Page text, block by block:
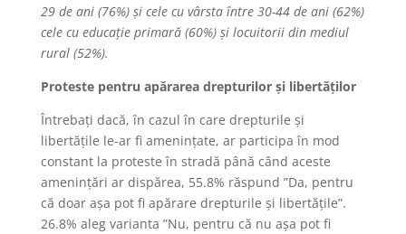
29 de ani (76%) și cele cu vârsta între 30-44 de ani (62%)
cele cu educație primară (60%) și locuitorii din mediul
rural (52%).
Proteste pentru apărarea drepturilor și libertăților
Întrebați dacă, în cazul în care drepturile și
libertățile le-ar fi amenințate, ar participa în mod
constant la proteste în stradă până când aceste
amenințări ar dispărea, 55.8% răspund ”Da, pentru
că doar așa pot fi apărare drepturile și libertățile”.
26.8% aleg varianta ”Nu, pentru că nu așa pot fi